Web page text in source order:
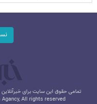
تمامی حقوق این سایت برای
All rights reserved